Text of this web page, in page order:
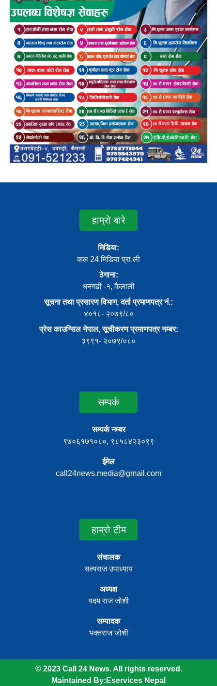
हाम्रो बारे
मिडिया:
कल 24 मिडिया प्रा.ली
ठेगाना:
धनगढी -१, कैलाली
सूचना तथा प्रसारण विभाग, दर्ता प्रमाणपत्र नं.:
४०१८- २०७९/८०
प्रेस काउन्सिल नेपाल, सूचीकरण प्रमाणपत्र नम्बर:
३९९१- २०७९/०८०
सम्पर्क
सम्पर्क नम्बर
९७०६१७१०८०, ९८५८४२३०९९
ईमेल
call24news.media@gmail.com
हाम्रो टीम
संचालक
सत्यराज उपाध्याय
अध्यक्ष
पदम राज जोशी
सम्पादक
भक्तराज जोशी
© 2023 Call 24 News. All rights reserved.
Maintained By: Eservices Nepal